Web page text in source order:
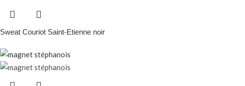
Sweat Couriot Saint-Etienne noir